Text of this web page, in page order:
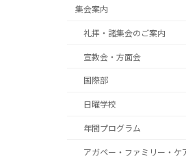
集会案内
礼拝・諸集会のご案内
宣教会・方面会
国際部
日曜学校
年間プログラム
アガペー・ファミリー・ケ